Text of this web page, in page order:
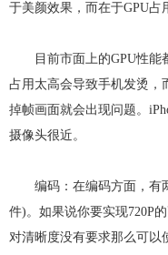
于美颜效果，而在于GPU占
目前市面上的GPU性
占用太高会导致手机发烫，
掉帧画面就会出现问题。
摄像头很近。
编码：在编码方面，有
件)。如果说你要实现720P
对清晰度没有要求那么可以